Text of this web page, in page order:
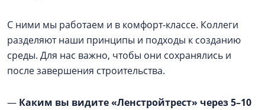
С ними мы работаем и в комфорт-классе. Коллеги
разделяют наши принципы и подходы к созданию
среды. Для нас важно, чтобы они сохранялись и
после завершения строительства.
— Каким вы видите «Ленстройтрест» через 5–10